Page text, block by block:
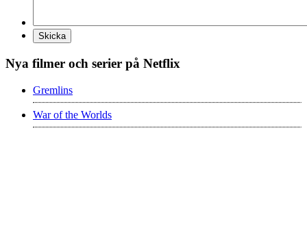
Nya filmer och serier på Netflix
Gremlins
War of the Worlds